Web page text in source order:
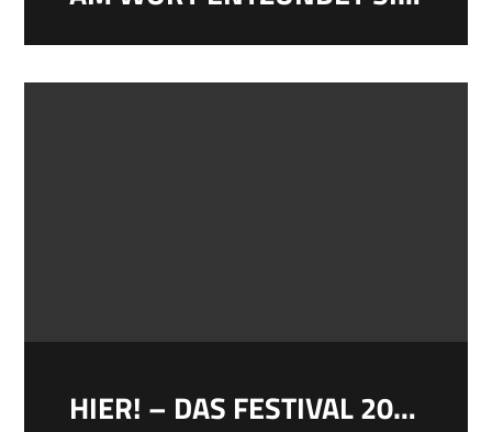
HIER! – DAS FESTIVAL 2017